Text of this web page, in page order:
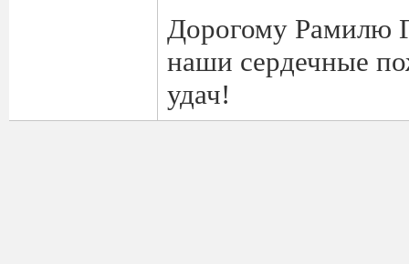
Дорогому Рамилю
наши сердечные
удач!